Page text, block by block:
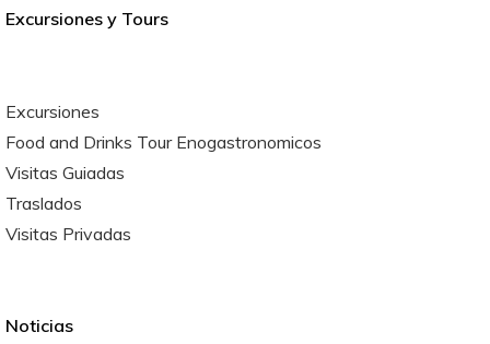
Excursiones y Tours
Excursiones
Food and Drinks Tour Enogastronomicos
Visitas Guiadas
Traslados
Visitas Privadas
Noticias